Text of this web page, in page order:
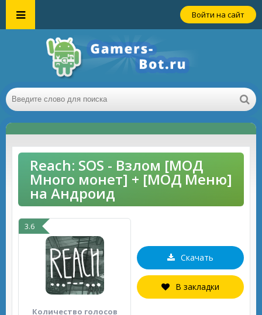
Войти на сайт
Reach: SOS - Взлом [МОД
Много монет] + [МОД Меню]
на Андроид
3.6
Количество голосов
Скачать
В закладки